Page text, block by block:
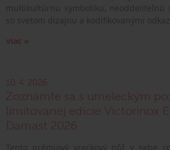
viac »
10. 4. 2026
Zoznámte sa s umeleckým
limitovanej edície Victorinox
Damast 2026